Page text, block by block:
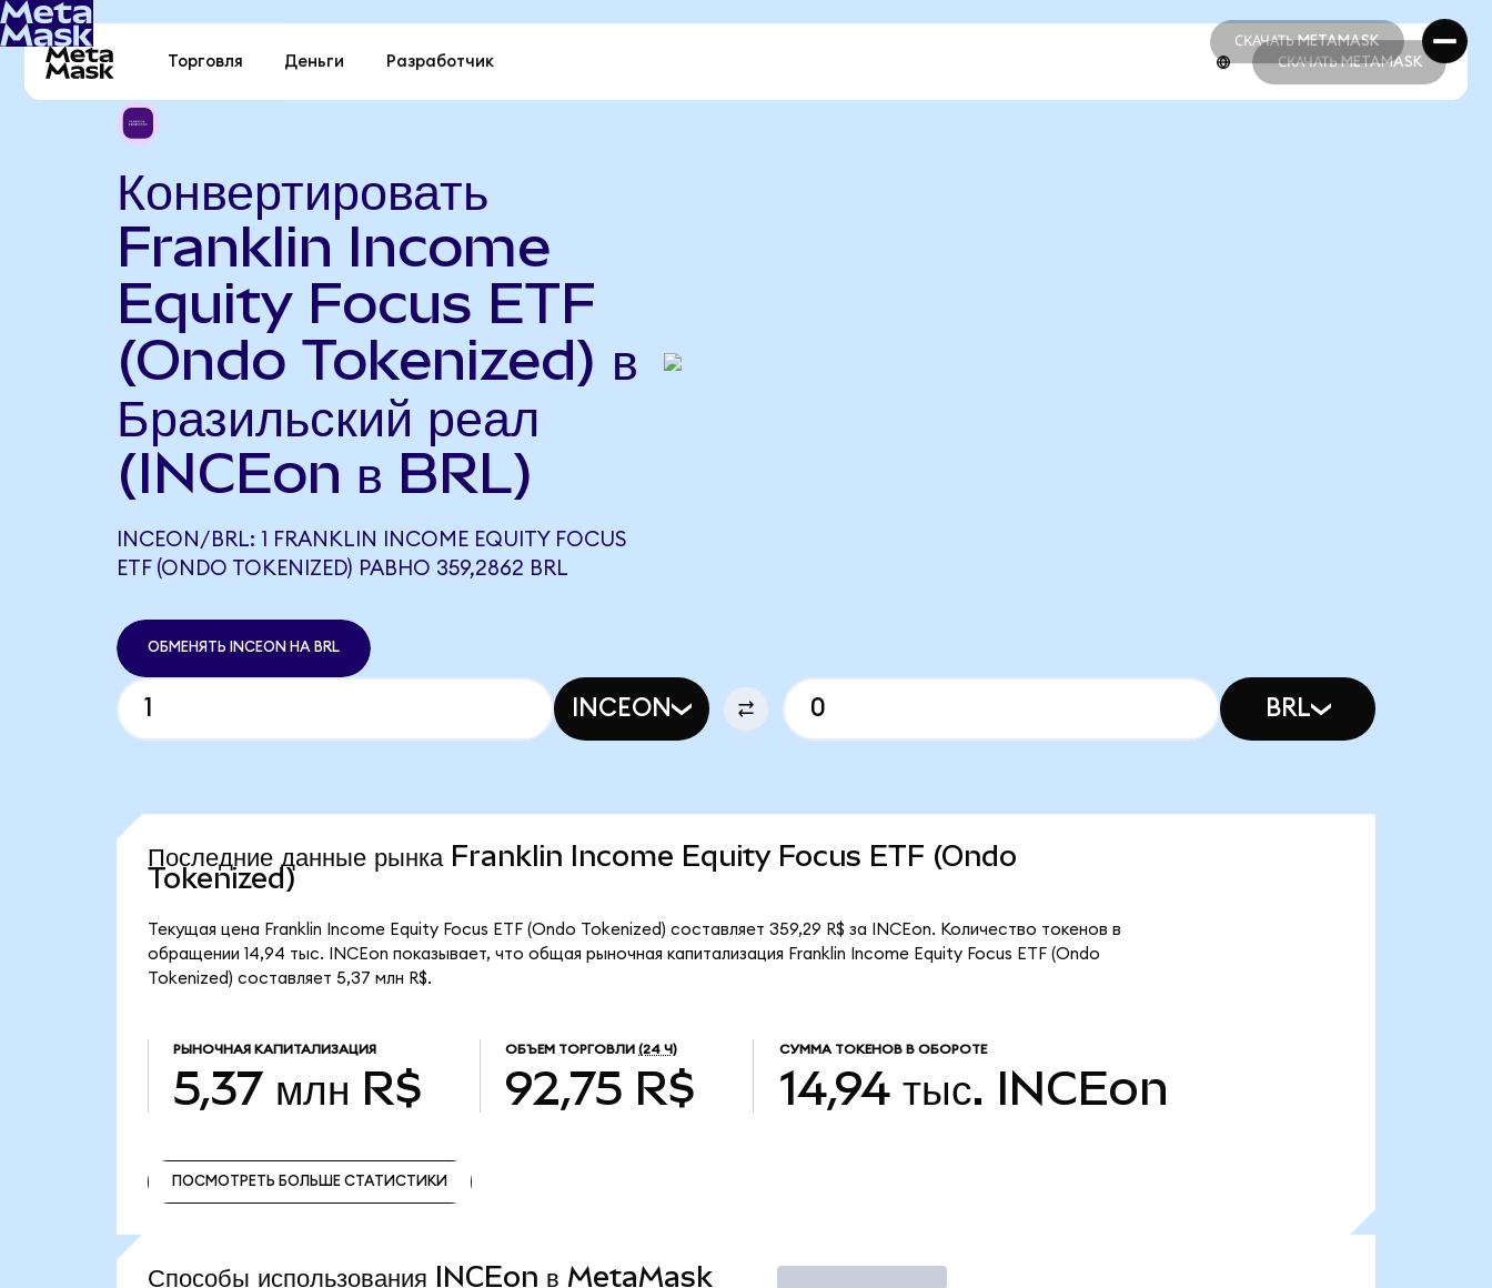
СКАЧАТЬ METAMASK
СКАЧАТЬ METAMASK
Торговля Деньги Разработчик СКАЧАТЬ METAMASK
Конвертировать
Franklin Income
Equity Focus ETF
(Ondo Tokenized) в
Бразильский реал
(INCEon в BRL)
INCEON/BRL: 1 FRANKLIN INCOME EQUITY FOCUS
ETF (ONDO TOKENIZED) РАВНО 359,2862 BRL
ОБМЕНЯТЬ INCEON НА BRL
INCEON BRL
Последние данные рынка Franklin Income Equity Focus ETF (Ondo
Tokenized)
Текущая цена Franklin Income Equity Focus ETF (Ondo Tokenized) составляет 359,29 R$ за INCEon. Количество токенов в
обращении 14,94 тыс. INCEon показывает, что общая рыночная капитализация Franklin Income Equity Focus ETF (Ondo
Tokenized) составляет 5,37 млн R$.
РЫНОЧНАЯ КАПИТАЛИЗАЦИЯ
5,37 млн R$
ОБЪЕМ ТОРГОВЛИ (24 Ч)
92,75 R$
СУММА ТОКЕНОВ В ОБОРОТЕ
14,94 тыс. INCEon
ПОСМОТРЕТЬ БОЛЬШЕ СТАТИСТИКИ
Способы использования INCEon в MetaMask Торговать